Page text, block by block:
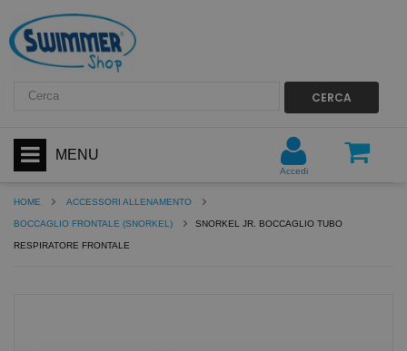
CERCA
MENU
Accedi
HOME ACCESSORI ALLENAMENTO
BOCCAGLIO FRONTALE (SNORKEL) SNORKEL JR. BOCCAGLIO TUBO
RESPIRATORE FRONTALE